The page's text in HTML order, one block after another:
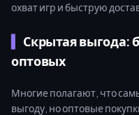
охват игр и быструю
Скрытая выгода:
оптовых
Многие полагают, что
выгоду, но оптовые